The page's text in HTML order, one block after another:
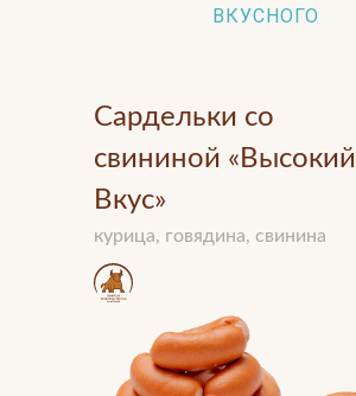
ВКУСНОГО
Сардельки со
свининой «Высокий
Вкус»
курица, говядина, свинина